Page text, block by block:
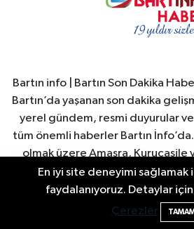
Bartın info | Bartın Son Dakika
Bartın’da yaşanan son dakika
yerel gündem, resmi duyurular ve
tüm önemli haberler Bartın
olmak üzere Amasra, Kurucaşile
güncel haberler hızlı ve güvenilir
ulaştırılır. Bartın Valiliği ve Bartın
şehirdeki sosyal yaşam, turizm
spor haberleri anlık olarak
En iyi site deneyimi
faydalanıyoruz. Detaylar için
Çerezler
Bartın'da Şafak
Şüpheli Aranıyor